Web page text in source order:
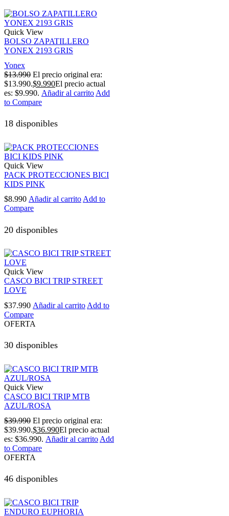
Quick View
BOLSO ZAPATILLERO
YONEX 2193 GRIS
Yonex
$13.990 El precio original era:
$13.990.$9.990El precio actual
es: $9.990. Añadir al carrito Add
to Compare
18 disponibles
Quick View
PACK PROTECCIONES BICI
KIDS PINK
$8.990 Añadir al carrito Add to
Compare
20 disponibles
Quick View
CASCO BICI TRIP STREET
LOVE
$37.990 Añadir al carrito Add to
Compare
OFERTA
30 disponibles
Quick View
CASCO BICI TRIP MTB
AZUL/ROSA
$39.990 El precio original era:
$39.990.$36.990El precio actual
es: $36.990. Añadir al carrito Add
to Compare
OFERTA
46 disponibles